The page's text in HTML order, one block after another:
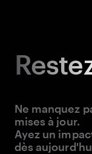
Ne manquez
mises à jour.
Ayez un
dès